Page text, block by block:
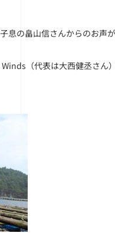
息の畠山信さんからのお声
（代表は大西健丞さ